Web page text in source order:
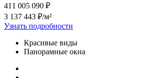
411 005 090 ₽
3 137 443 ₽/м²
Узнать подробности
Красивые виды
Панорамные окна